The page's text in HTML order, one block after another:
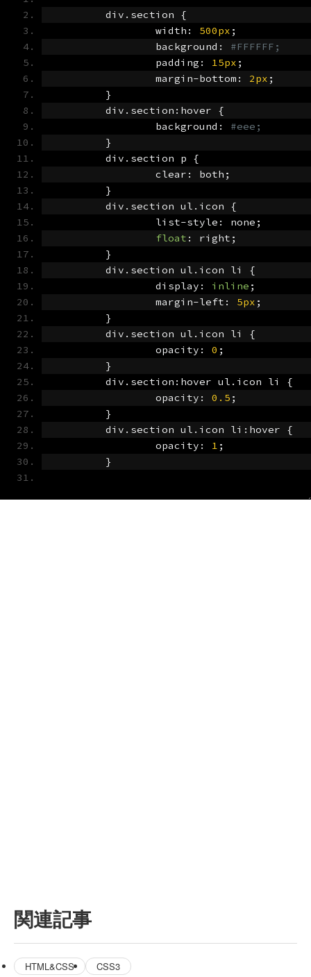
	div
. section {
		width
: 500px ;
		background
:
#FFFFFF;
		padding
: 15px ;
		margin
-bottom : 2px ;
}
	div
. section : hover {
		background
:
#eee;
}
	div
. section p {
		clear
: both ;
}
	div
. section ul . icon {
		list
-style : none ;
float : right ;
}
	div
. section ul . icon li {
		display
: inline ;
		margin
-left : 5px ;
}
	div
. section ul . icon li {
		opacity
: 0 ;
}
	div
. section : hover ul . icon li {
		opacity
: 0.5 ;
}
	div
. section ul . icon li : hover {
		opacity
: 1 ;
}
関連記事
HTML&CSS CSS3